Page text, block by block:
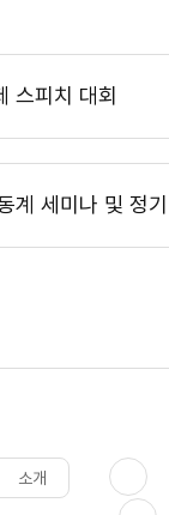
스피치 대회
계 세미나 및 정
소개